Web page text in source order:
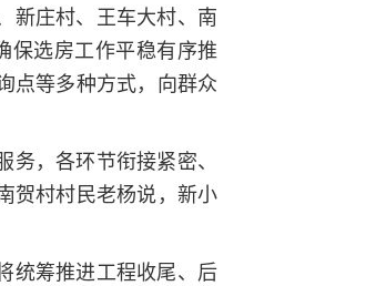
新庄村、王车大村、南
保选房工作平稳有序推
点等多种方式，向群众
，各环节衔接紧密、
贺村村民老杨说，新小
统筹推进工程收尾、后